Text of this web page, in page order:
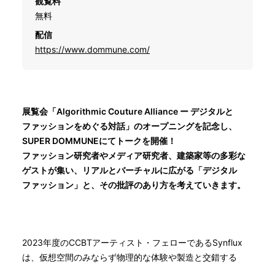
無料
配信
https://www.dommune.com/
展覧会「Algorithmic Couture Alliance ー デジタルと
ファッションをめぐる対話」のオープニングを記念し、
SUPER DOMMUNEにてトークを開催！
ファッション研究者やメディア研究者、建築家等の多彩な
ゲストが集い、リアルとバーチャルに広がる「デジタル
ファッション」と、その批評のあり方を考えていきます。
2023年度のCCBTアーティスト・フェローであるSynflux
は、仮想空間のみならず物理的な体験や製造と交錯する